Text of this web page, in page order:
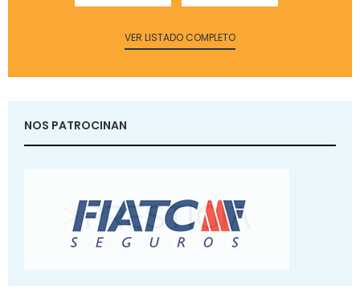
VER LISTADO COMPLETO
NOS PATROCINAN